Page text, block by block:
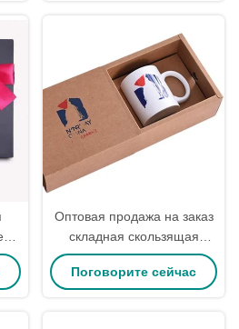
и
Оптовая продажа на заказ
складная скользящая
прямоугольная подарочная
чашка для кофе упаковка
Поговорите сейчас